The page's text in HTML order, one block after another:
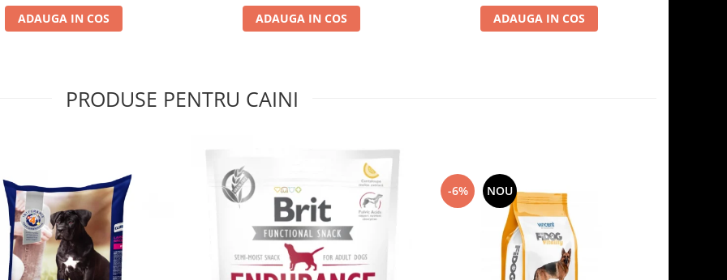
ADAUGA IN COS ADAUGA IN COS ADAUGA IN COS
PRODUSE PENTRU CAINI
-6% NOU